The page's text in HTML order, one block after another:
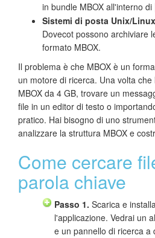
in bundle MBOX all'interno di
Sistemi di posta Unix/Linux
Dovecot possono archiviare
formato MBOX.
Il problema è che MBOX è un
un motore di ricerca. Una volta
MBOX da 4 GB, trovare un
file in un editor di testo o
pratico. Hai bisogno di uno
analizzare la struttura MBOX e
Come cercare
parola chiave
Passo 1. Scarica e
l'applicazione. Vedrai un
e un pannello di ricerca a